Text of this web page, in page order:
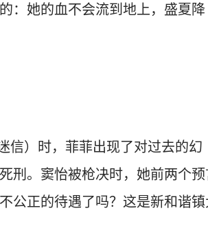
：她的血不会流到地上，盛夏降
信）时，菲菲出现了对过去的幻
刑。窦怡被枪决时，她前两个
公正的待遇了吗？这是新和谐